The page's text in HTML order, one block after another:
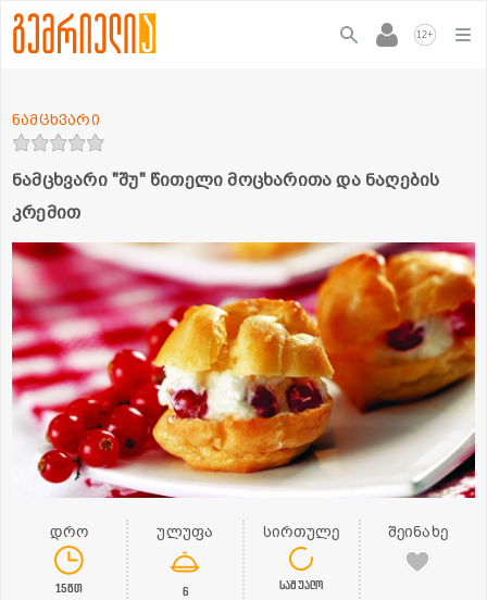
12+
ნამცხვარი "შუ" წითელი მოცხარითა და ნაღების
კრემით
ნამცხვარი
დრო
15წთ
ულუფა
6
სირთულე
საშუალო
შეინახე